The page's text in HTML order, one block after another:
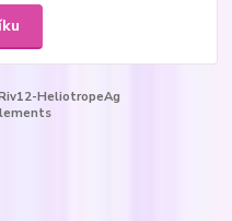
HeliotropeAg